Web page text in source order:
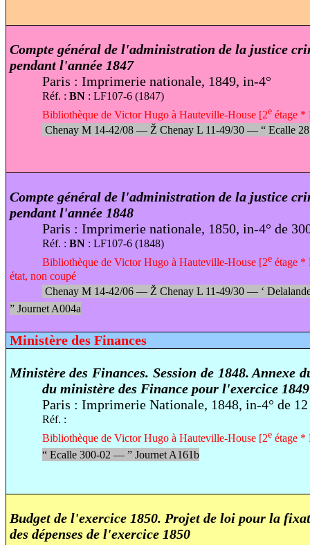
Compte général de l'administration de la justice
pendant l'année 1847
Paris : Imprimerie nationale, 1849, in-4°
Réf. : BN: LF107-6 (1847)
Bibliothèque de Victor Hugo à Hauteville-House [2eétage *
Chenay M 14-42/08 — Ž Chenay L 11-49/30 — “Ecalle
Compte général de l'administration de la justice
pendant l'année 1848
Paris : Imprimerie nationale, 1850, in-4° de
Réf. : BN: LF107-6 (1848)
Bibliothèque de Victor Hugo à Hauteville-House [2eétage *
état, non coupé
Chenay M 14-42/06 — Ž Chenay L 11-49/30 — ‘
”Journet A004a
Ministère des Finances
Ministère des Finances. Session de 1848. Annexe
du ministère des Finance pour l'exercice 1849
Paris : Imprimerie Nationale, 1848, in-4° de
Réf. :
Bibliothèque de Victor Hugo à Hauteville-House [2eétage *
“Ecalle 300-02 — ”Journet A161b
Budget de l'exercice 1850. Projet de loi pour la
des dépenses de l'exercice 1850